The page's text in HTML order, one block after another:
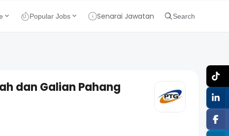
Popular Jobs Senarai Jawatan Search
dan Galian Pahang